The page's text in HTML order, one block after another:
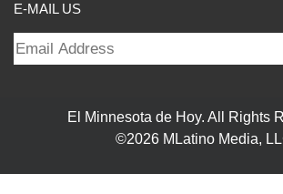
E-MAIL US
El Minnesota de Hoy. All Rights
©2026 MLatino Media,